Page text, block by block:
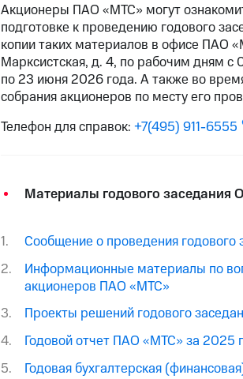
Акционеры ПАО «МТС» могут
подготовке к проведению годового
копии таких материалов в офисе ПАО
Марксистская, д. 4, по рабочим дням
по 23 июня 2026 года. А также во
собрания акционеров по месту его
Телефон для справок: +7(495) 911-6555
Материалы годового заседания
Сообщение о проведения
Информационные материалы по
акционеров ПАО «МТС»
Проекты решений годового
Годовой отчет ПАО «МТС» за 2025
Годовая бухгалтерская